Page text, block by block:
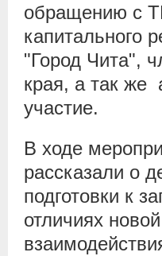
обращению с
капитального
"Город Чита",
края, а так же
участие.
В ходе
рассказали о
подготовки к
отличиях